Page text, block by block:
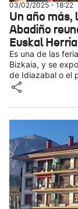
03/02/2025 - 18:22
Un año más,
Abadiño
Euskal Herria
Es una de las
Bizkaia, y se
de Idiazabal o el